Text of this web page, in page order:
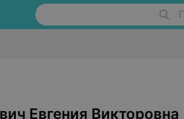
Евгения Викторовна